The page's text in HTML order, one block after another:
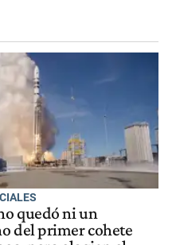
quedó ni un
del primer cohete